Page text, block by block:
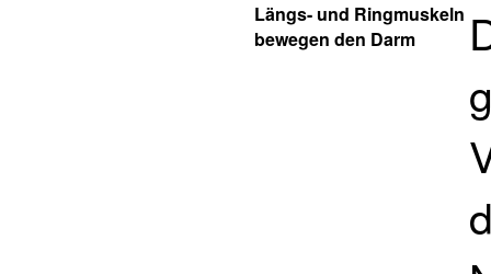
Längs- und Ringmuskeln
bewegen den Darm